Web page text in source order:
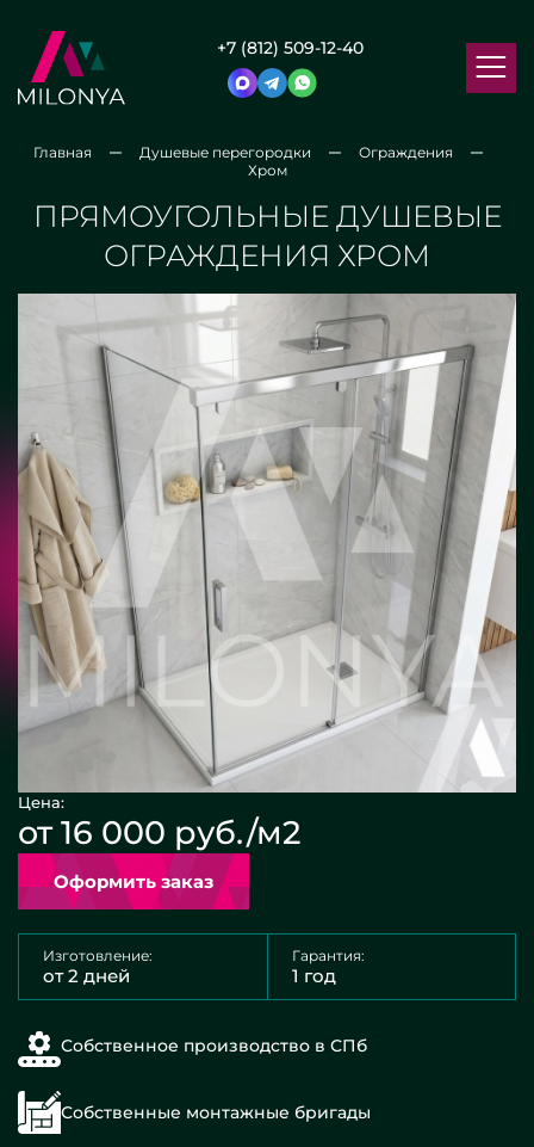
+7 (812) 509-12-40
Главная Душевые перегородки
Ограждения
Хром
ПРЯМОУГОЛЬНЫЕ ДУШЕВЫЕ
ОГРАЖДЕНИЯ ХРОМ
Цена:
от 16 000 руб./м2
Оформить заказ
Изготовление:
от 2 дней
Гарантия:
1 год
Собственное производство в СПб
Собственные монтажные бригады